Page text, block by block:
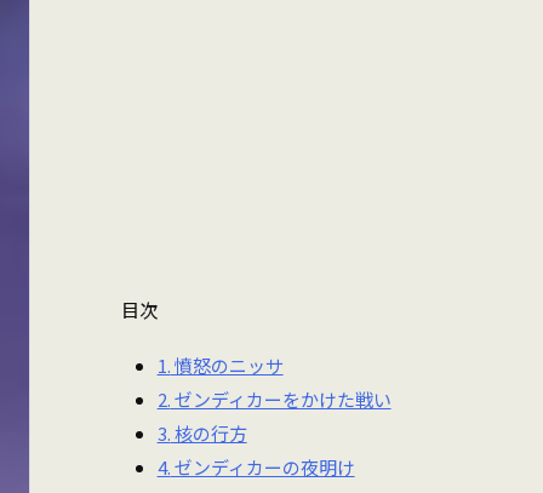
目次
1.憤怒のニッサ
2.ゼンディカーをかけた戦い
3.核の行方
4.ゼンディカーの夜明け